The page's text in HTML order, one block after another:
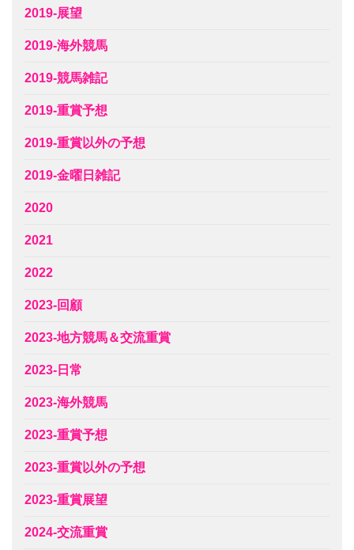
2019-展望
2019-海外競馬
2019-競馬雑記
2019-重賞予想
2019-重賞以外の予想
2019-金曜日雑記
2020
2021
2022
2023-回顧
2023-地方競馬＆交流重賞
2023-日常
2023-海外競馬
2023-重賞予想
2023-重賞以外の予想
2023-重賞展望
2024-交流重賞